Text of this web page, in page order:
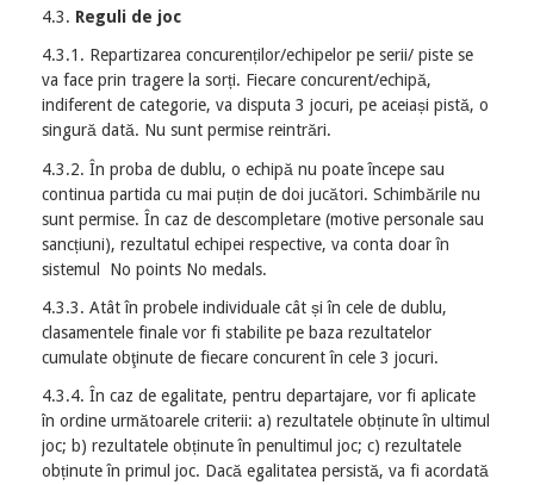
4.3. Reguli de joc
4.3.1. Repartizarea concurenților/echipelor pe serii/ piste se
va face prin tragere la sorți. Fiecare concurent/echipă,
indiferent de categorie, va disputa 3 jocuri, pe aceiași pistă, o
singură dată. Nu sunt permise reintrări.
4.3.2. În proba de dublu, o echipă nu poate începe sau
continua partida cu mai puțin de doi jucători. Schimbările nu
sunt permise. În caz de descompletare (motive personale sau
sancțiuni), rezultatul echipei respective, va conta doar în
sistemul No points No medals.
4.3.3. Atât în probele individuale cât și în cele de dublu,
clasamentele finale vor fi stabilite pe baza rezultatelor
cumulate obţinute de fiecare concurent în cele 3 jocuri.
4.3.4. În caz de egalitate, pentru departajare, vor fi aplicate
în ordine următoarele criterii: a) rezultatele obținute în ultimul
joc; b) rezultatele obținute în penultimul joc; c) rezultatele
obținute în primul joc. Dacă egalitatea persistă, va fi acordată